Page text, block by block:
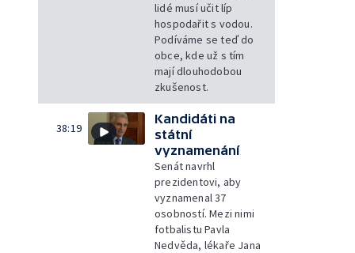
lidé musí učit líp
hospodařit s vodou.
Podíváme se teď do
obce, kde už s tím
mají dlouhodobou
zkušenost.
38:19
Kandidáti na
státní
vyznamenání
Senát navrhl
prezidentovi, aby
vyznamenal 37
osobností. Mezi nimi
fotbalistu Pavla
Nedvěda, lékaře Jana